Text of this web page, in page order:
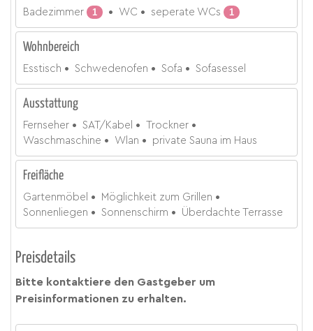
Badezimmer 1 WC seperate WCs 1
Wohnbereich
Esstisch Schwedenofen Sofa Sofasessel
Ausstattung
Fernseher SAT/Kabel
Trockner
Waschmaschine
Wlan private Sauna im Haus
Freifläche
Gartenmöbel
Möglichkeit zum Grillen
Sonnenliegen
Sonnenschirm Überdachte Terrasse
Preisdetails
Bitte kontaktiere den Gastgeber um
Preisinformationen zu erhalten.